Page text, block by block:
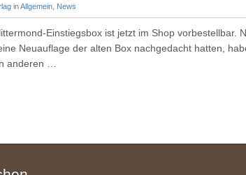
inAllgemein, News
Einstiegsbox ist jetzt im Shop vorbestellbar.
Neuauflage der alten Box nachgedacht hatten,
anderen …